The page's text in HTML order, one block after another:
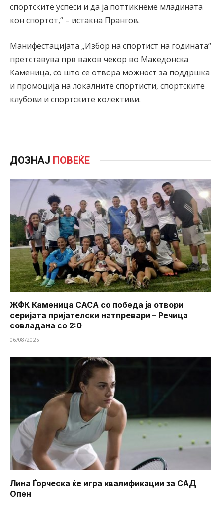
спортските успеси и да ја поттикнеме младината
кон спортот,“ – истакна Прангов.
Манифестацијата „Избор на спортист на годината“
претставува прв ваков чекор во Македонска
Каменица, со што се отвора можност за поддршка
и промоција на локалните спортисти, спортските
клубови и спортските колективи.
ДОЗНАЈ ПОВЕЌЕ
ЖФК Каменица САСА со победа ја отвори
серијата пријателски натпревари – Речица
совладана со 2:0
06/08/2026
Лина Ѓорческа ќе игра квалификации за САД
Опен